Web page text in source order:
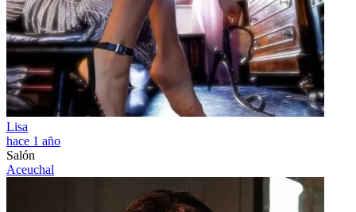
Lisa
hace 1 año
Salón
Aceuchal